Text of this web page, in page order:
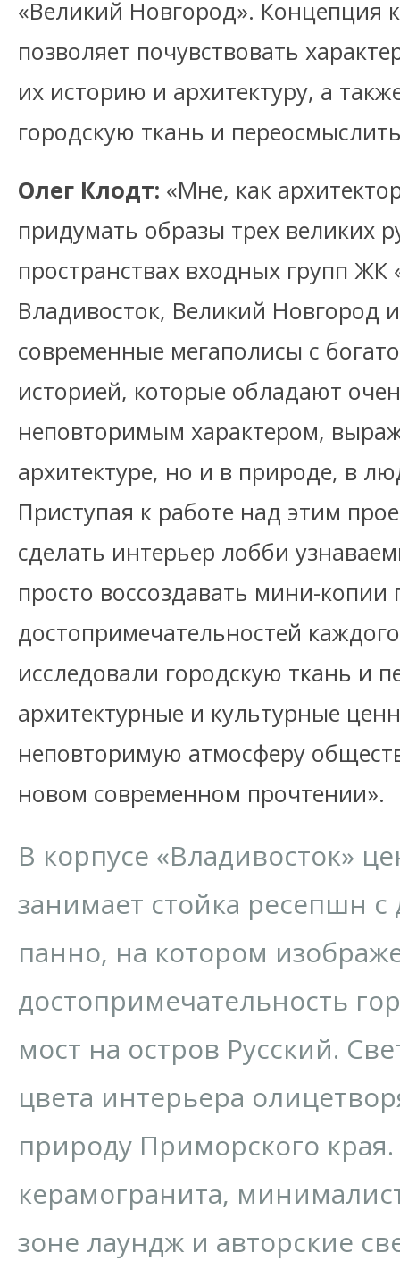
«Великий Новгород». Концепция
позволяет почувствовать
их историю и архитектуру, а
городскую ткань и
Олег Клодт: «Мне, как
придумать образы трех великих
пространствах входных групп
Владивосток, Великий Новгород
современные мегаполисы с
историей, которые обладают
неповторимым характером,
архитектуре, но и в природе, в
Приступая к работе над этим
сделать интерьер лобби
просто воссоздавать мини-копии
достопримечательностей
исследовали городскую ткань и
архитектурные и культурные
неповторимую атмосферу
новом современном прочтении».
В корпусе «Владивосток»
занимает стойка ресепшн
панно, на котором
достопримечательность
мост на остров Русский.
цвета интерьера
природу Приморского
керамогранита,
зоне лаундж и авторские